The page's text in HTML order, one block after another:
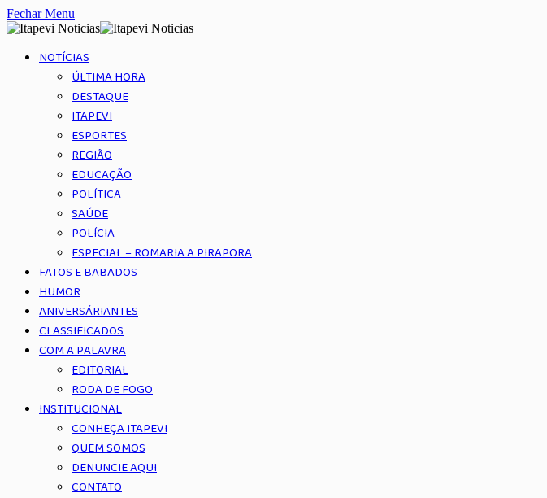
Fechar Menu
NOTÍCIAS
ÚLTIMA HORA
DESTAQUE
ITAPEVI
ESPORTES
REGIÃO
EDUCAÇÃO
POLÍTICA
SAÚDE
POLÍCIA
ESPECIAL – ROMARIA A PIRAPORA
FATOS E BABADOS
HUMOR
ANIVERSÁRIANTES
CLASSIFICADOS
COM A PALAVRA
EDITORIAL
RODA DE FOGO
INSTITUCIONAL
CONHEÇA ITAPEVI
QUEM SOMOS
DENUNCIE AQUI
CONTATO